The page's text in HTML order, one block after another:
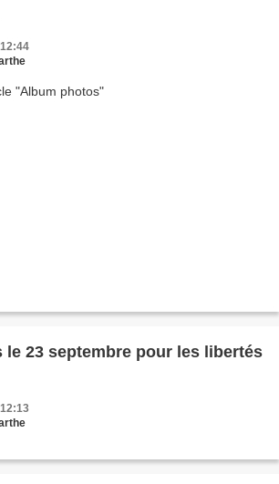
le 23 septembre pour les libertés